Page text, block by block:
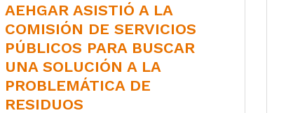
AEHGAR ASISTIÓ A LA
COMISIÓN DE SERVICIOS
PÚBLICOS PARA BUSCAR
UNA SOLUCIÓN A LA
PROBLEMÁTICA DE
RESIDUOS